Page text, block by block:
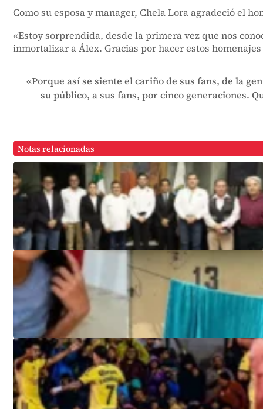
Como su esposa y manager, Chela Lora agradeció el
«Estoy sorprendida, desde la primera vez que nos
inmortalizar a Álex. Gracias por hacer estos
«Porque así se siente el cariño de sus fans, de la
su público, a sus fans, por cinco generaciones.
Notas relacionadas